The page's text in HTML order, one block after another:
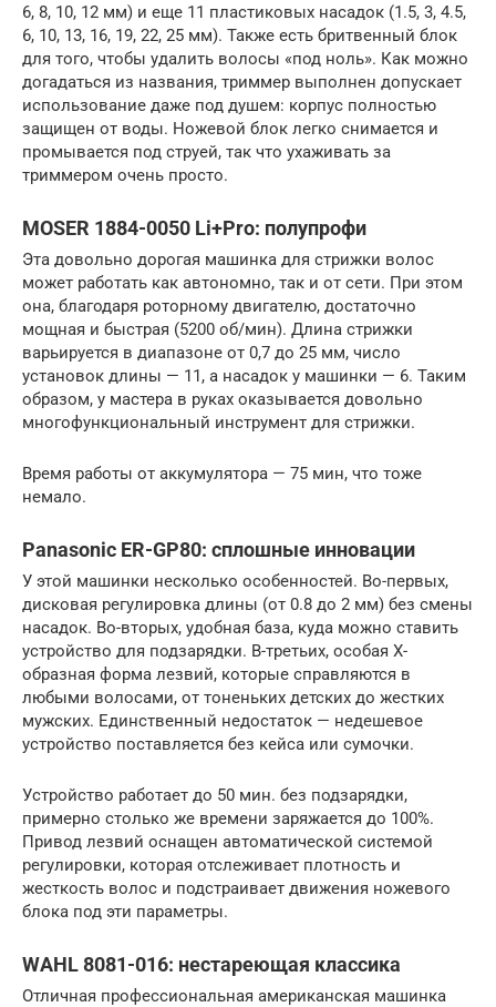
6, 8, 10, 12 мм) и еще 11 пластиковых насадок (1.5, 3, 4.5,
6, 10, 13, 16, 19, 22, 25 мм). Также есть бритвенный блок
для того, чтобы удалить волосы «под ноль». Как можно
догадаться из названия, триммер выполнен допускает
использование даже под душем: корпус полностью
защищен от воды. Ножевой блок легко снимается и
промывается под струей, так что ухаживать за
триммером очень просто.
MOSER 1884-0050 Li+Pro: полупрофи
Эта довольно дорогая машинка для стрижки волос
может работать как автономно, так и от сети. При этом
она, благодаря роторному двигателю, достаточно
мощная и быстрая (5200 об/мин). Длина стрижки
варьируется в диапазоне от 0,7 до 25 мм, число
установок длины — 11, а насадок у машинки — 6. Таким
образом, у мастера в руках оказывается довольно
многофункциональный инструмент для стрижки.
Время работы от аккумулятора — 75 мин, что тоже
немало.
Panasonic ER-GP80: сплошные инновации
У этой машинки несколько особенностей. Во-первых,
дисковая регулировка длины (от 0.8 до 2 мм) без смены
насадок. Во-вторых, удобная база, куда можно ставить
устройство для подзарядки. В-третьих, особая Х-
образная форма лезвий, которые справляются в
любыми волосами, от тоненьких детских до жестких
мужских. Единственный недостаток — недешевое
устройство поставляется без кейса или сумочки.
Устройство работает до 50 мин. без подзарядки,
примерно столько же времени заряжается до 100%.
Привод лезвий оснащен автоматической системой
регулировки, которая отслеживает плотность и
жесткость волос и подстраивает движения ножевого
блока под эти параметры.
WAHL 8081-016: нестареющая классика
Отличная профессиональная американская машинка